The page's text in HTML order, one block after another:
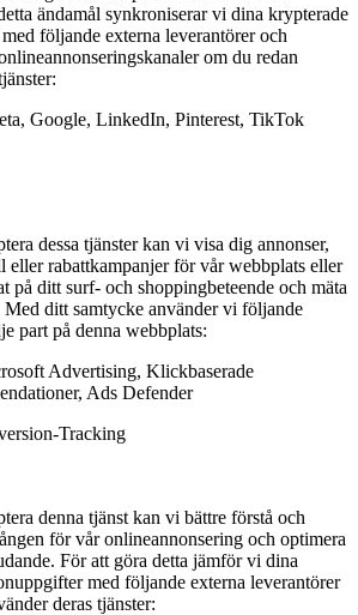
ändamål synkroniserar vi dina krypterade
följande externa leverantörer och
om du redan
Google, LinkedIn, Pinterest, TikTok
dessa tjänster kan vi visa dig annonser,
eller rabattkampanjer för vår webbplats eller
på ditt surf- och shoppingbeteende och mäta
Med ditt samtycke använder vi följande
part på denna webbplats:
Advertising, Klickbaserade
Ads Defender
Tracking
denna tjänst kan vi bättre förstå och
för vår onlineannonsering och optimera
För att göra detta jämför vi dina
med följande externa leverantörer
deras tjänster: